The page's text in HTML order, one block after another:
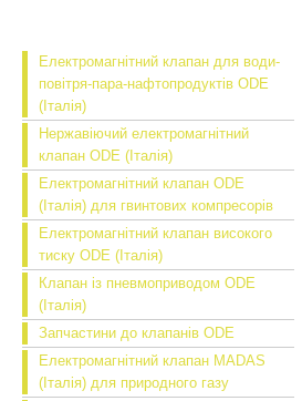
Електромагнітний клапан для води-
повітря-пара-нафтопродуктів ODE
(Італія)
Нержавіючий електромагнітний
клапан ODE (Італія)
Електромагнітний клапан ODE
(Італія) для гвинтових компресорів
Електромагнітний клапан високого
тиску ODE (Італія)
Клапан із пневмоприводом ODE
(Італія)
Запчастини до клапанів ODE
Електромагнітний клапан MADAS
(Італія) для природного газу